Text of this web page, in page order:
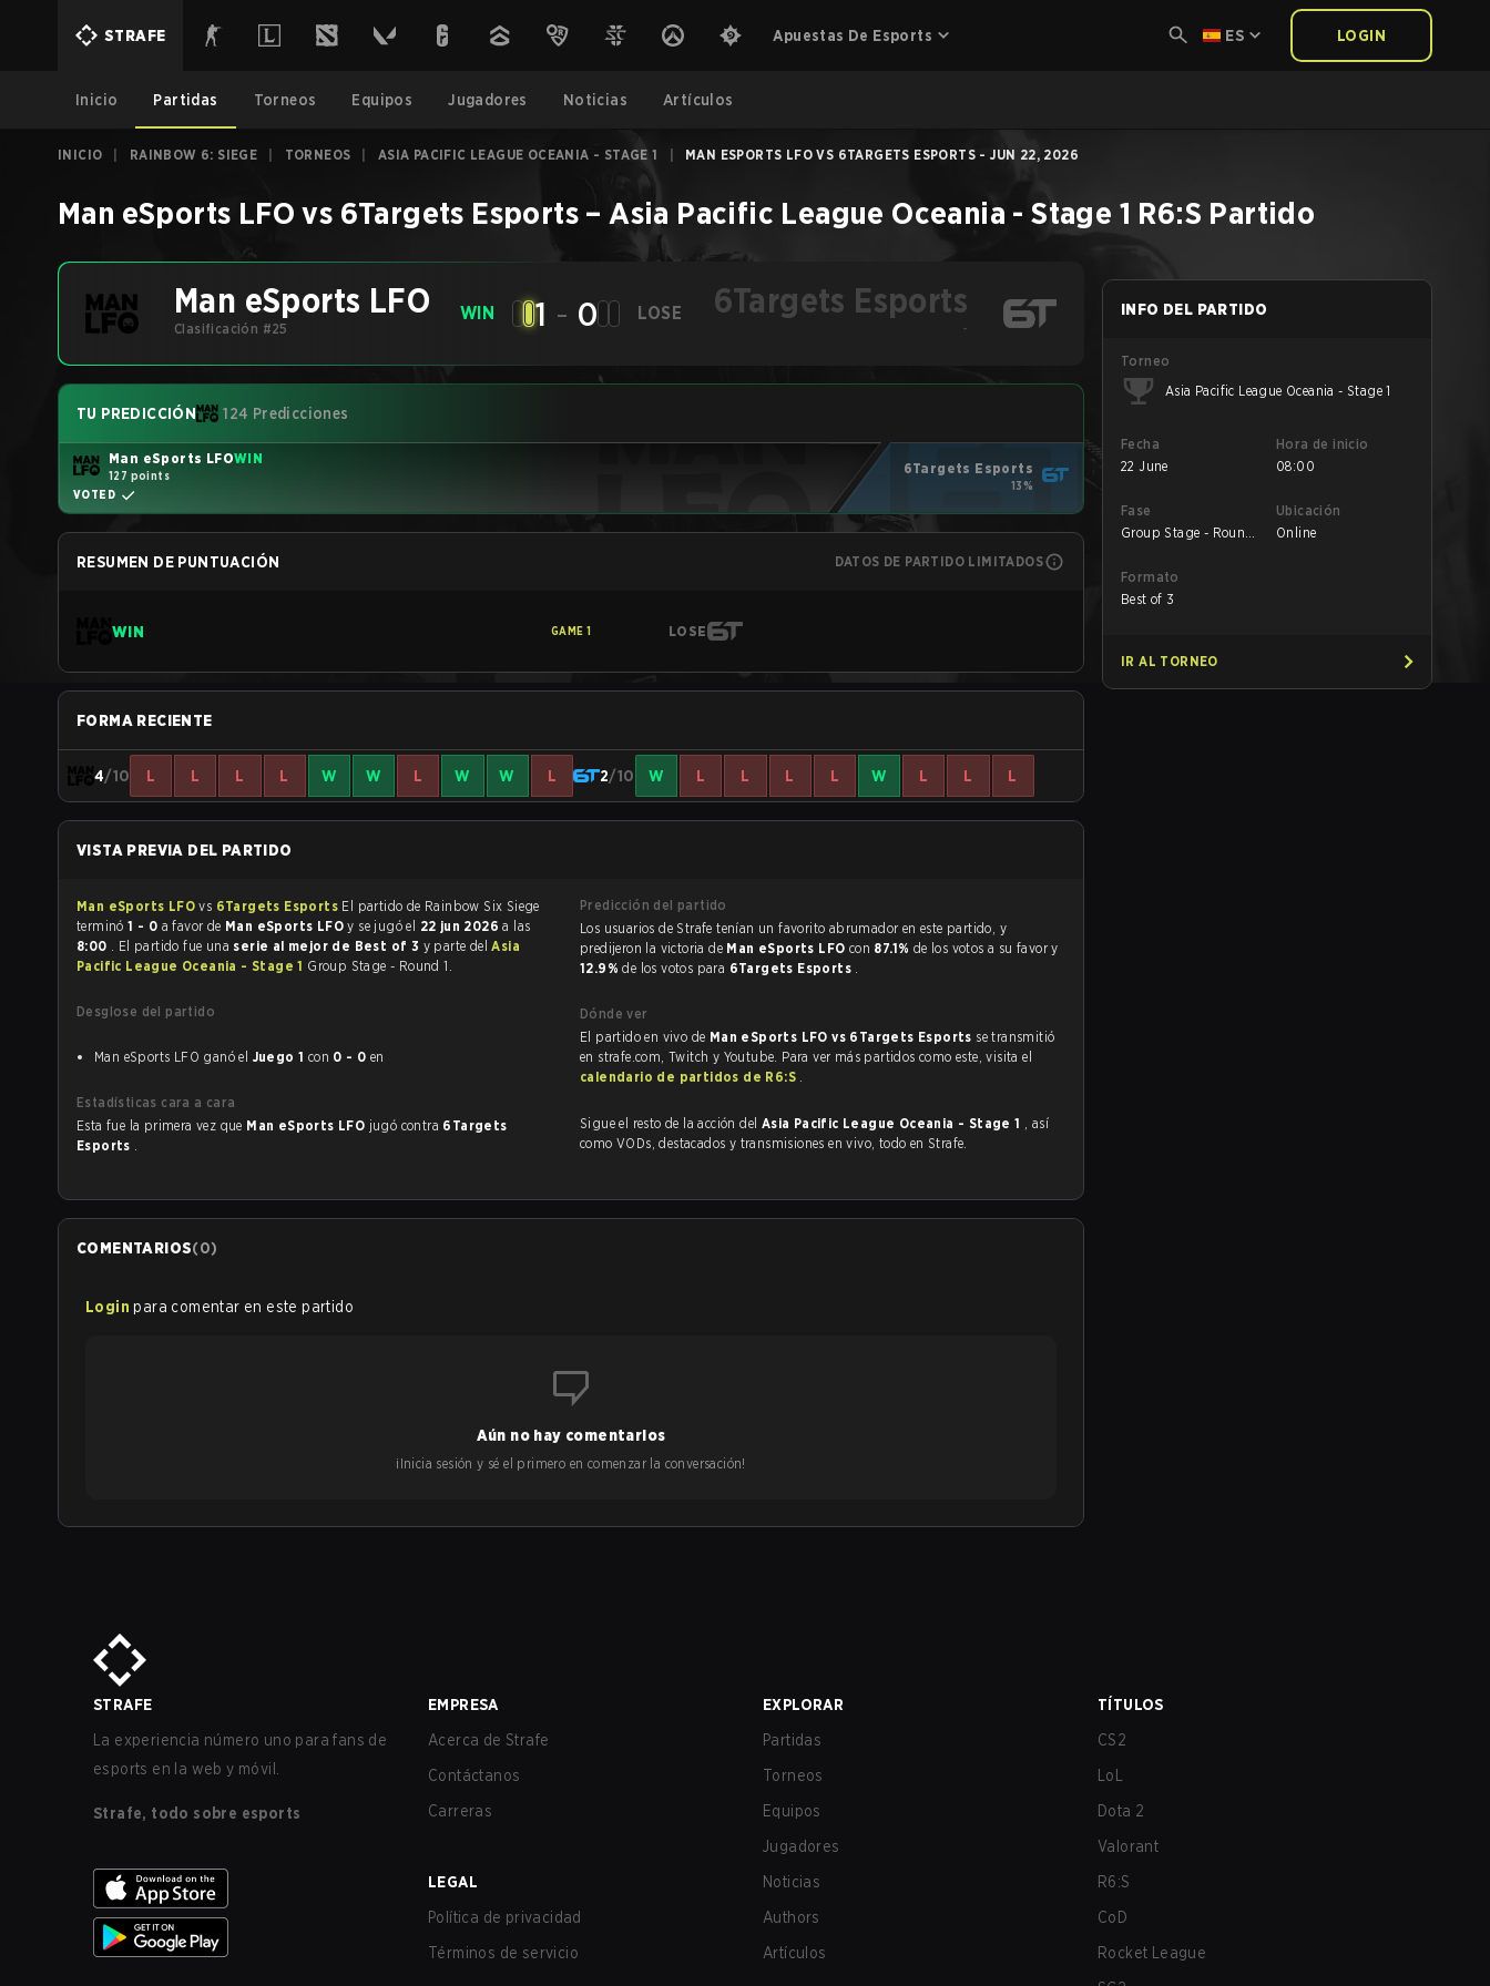
STRAFE Apuestas De Esports ES LOGIN
Inicio Partidas Torneos Equipos Jugadores Noticias Artículos
INICIO RAINBOW 6: SIEGE TORNEOS ASIA PACIFIC LEAGUE OCEANIA - STAGE 1 MAN ESPORTS LFO VS 6TARGETS ESPORTS - JUN 22, 2026
Man eSports LFO vs 6Targets Esports –Asia Pacific League Oceania - Stage 1 R6:S Partido
Man eSports LFO
Clasificación #25
WIN 1 - 0 LOSE 6Targets Esports
-
TU PREDICCIÓN 124 Predicciones
Man eSports LFOWIN
127 points
VOTED
6Targets Esports
13%
RESUMEN DE PUNTUACIÓN DATOS DE PARTIDO LIMITADOS
WIN GAME 1 LOSE
FORMA RECIENTE
4/10 L L L L W W L W W L 2/10 W L L L L W L L L
VISTA PREVIA DEL PARTIDO
Man eSports LFOvs 6Targets Esports El partido de Rainbow Six Siege
terminó1 - 0 a favor de Man eSports LFOy se jugó el 22 jun 2026a las
8:00 . El partido fue una serie al mejor de Best of 3 y parte delAsia
Pacific League Oceania - Stage 1 Group Stage - Round 1.
Desglose del partido
Man eSports LFO ganó el Juego 1 con 0 - 0 en
Estadísticas cara a cara
Esta fue la primera vez que Man eSports LFO jugó contra 6Targets
Esports .
Predicción del partido
Los usuarios de Strafe tenían un favorito abrumador en este partido, y
predijeron la victoria de Man eSports LFO con 87.1% de los votos a su favor y
12.9%de los votos para 6Targets Esports .
Dónde ver
El partido en vivo de Man eSports LFO vs 6Targets Esports se transmitió
en strafe.com, Twitch y Youtube. Para ver más partidos como este, visita el
calendario de partidos de R6:S .
Sigue el resto de la acción del Asia Pacific League Oceania - Stage 1 , así
como VODs, destacados y transmisiones en vivo, todo en Strafe.
COMENTARIOS(0)
Login para comentar en este partido
Aún no hay comentarios
¡Inicia sesión y sé el primero en comenzar la conversación!
INFO DEL PARTIDO
Torneo
Asia Pacific League Oceania - Stage 1
Fecha
22 June
Hora de inicio
08:00
Fase
Group Stage - Round
Ubicación
Online
Formato
Best of 3
IR AL TORNEO
STRAFE
La experiencia número uno para fans de
esports en la web y móvil.
Strafe, todo sobre esports
EMPRESA
Acerca de Strafe
Contáctanos
Carreras
LEGAL
Política de privacidad
Términos de servicio
EXPLORAR
Partidas
Torneos
Equipos
Jugadores
Noticias
Authors
Artículos
TÍTULOS
CS2
LoL
Dota 2
Valorant
R6:S
CoD
Rocket League